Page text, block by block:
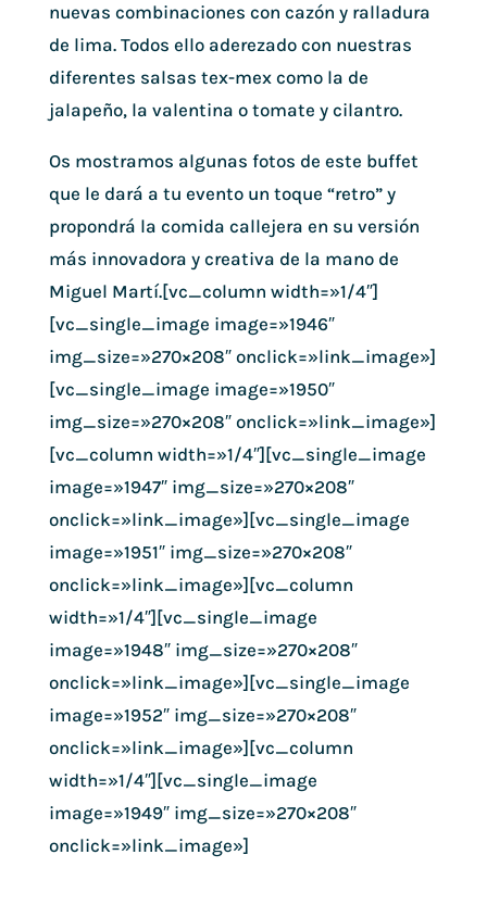
nuevas combinaciones con cazón y ralladura
de lima. Todos ello aderezado con nuestras
diferentes salsas tex-mex como la de
jalapeño, la valentina o tomate y cilantro.
Os mostramos algunas fotos de este buffet
que le dará a tu evento un toque “retro” y
propondrá la comida callejera en su versión
más innovadora y creativa de la mano de
Miguel Martí.[vc_column width=»1/4″]
[vc_single_image image=»1946″
img_size=»270×208″ onclick=»link_image»]
[vc_single_image image=»1950″
img_size=»270×208″ onclick=»link_image»]
[vc_column width=»1/4″][vc_single_image
image=»1947″ img_size=»270×208″
onclick=»link_image»][vc_single_image
image=»1951″ img_size=»270×208″
onclick=»link_image»][vc_column
width=»1/4″][vc_single_image
image=»1948″ img_size=»270×208″
onclick=»link_image»][vc_single_image
image=»1952″ img_size=»270×208″
onclick=»link_image»][vc_column
width=»1/4″][vc_single_image
image=»1949″ img_size=»270×208″
onclick=»link_image»]